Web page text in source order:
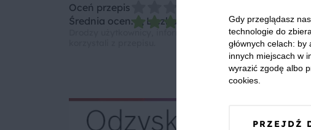
Oceń przepis
Średnia ocen: 5, Liczba ocen: 2
Drodzy użytkownicy, informujemy, że nie możemy Was
Gdy przeglądasz
technologie do
głównych celach:
innych miejscach w
wyrazić zgodę albo
cookies.
PRZEJDŹ